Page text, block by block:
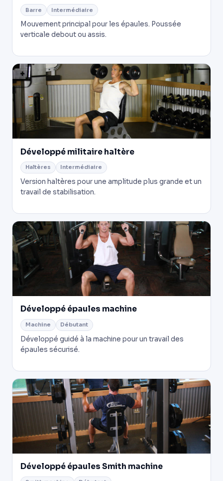
Barre Intermédiaire
Mouvement principal pour les épaules. Poussée
verticale debout ou assis.
Développé militaire haltère
Haltères Intermédiaire
Version haltères pour une amplitude plus grande et un
travail de stabilisation.
Développé épaules machine
Machine Débutant
Développé guidé à la machine pour un travail des
épaules sécurisé.
Développé épaules Smith machine